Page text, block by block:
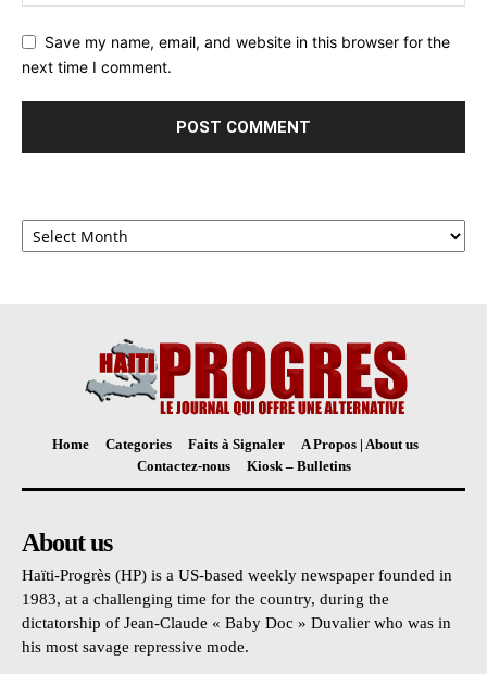
Save my name, email, and website in this browser for the
next time I comment.
Archives
Home Categories Faits à Signaler
A Propos | About us
Contactez-nous
Kiosk – Bulletins
About us
Haïti-Progrès (HP) is a US-based weekly newspaper founded in
1983, at a challenging time for the country, during the
dictatorship of Jean-Claude « Baby Doc » Duvalier who was in
his most savage repressive mode.